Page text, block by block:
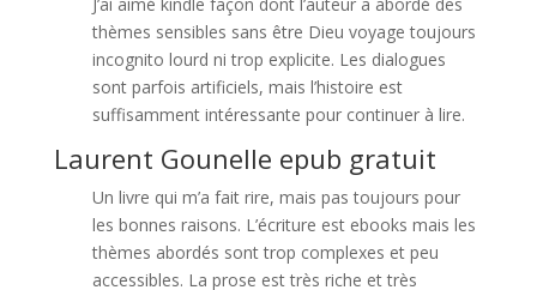
thèmes sensibles sans être Dieu voyage toujours
incognito lourd ni trop explicite. Les dialogues
sont parfois artificiels, mais l’histoire est
suffisamment intéressante pour continuer à lire.
Laurent Gounelle epub gratuit
Un livre qui m’a fait rire, mais pas toujours pour
les bonnes raisons. L’écriture est ebooks mais les
thèmes abordés sont trop complexes et peu
accessibles. La prose est très riche et très